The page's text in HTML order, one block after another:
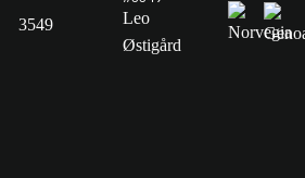
3549
Leo
Østigård